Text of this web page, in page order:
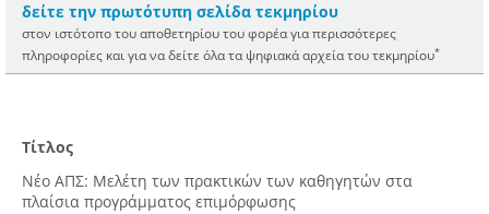
δείτε την πρωτότυπη σελίδα τεκμηρίου
στον ιστότοπο του αποθετηρίου του φορέα για περισσότερες
πληροφορίες και για να δείτε όλα τα ψηφιακά αρχεία του τεκμηρίου*
Τίτλος
Νέο ΑΠΣ: Μελέτη των πρακτικών των καθηγητών στα
πλαίσια προγράμματος επιμόρφωσης